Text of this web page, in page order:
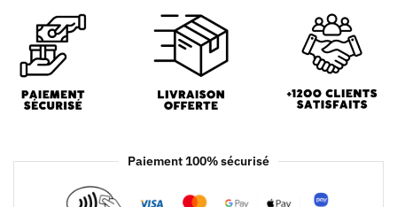
Paiement 100% sécurisé